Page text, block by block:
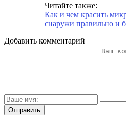
Читайте также:
Как и чем красить
снаружи правильно и
Добавить комментарий